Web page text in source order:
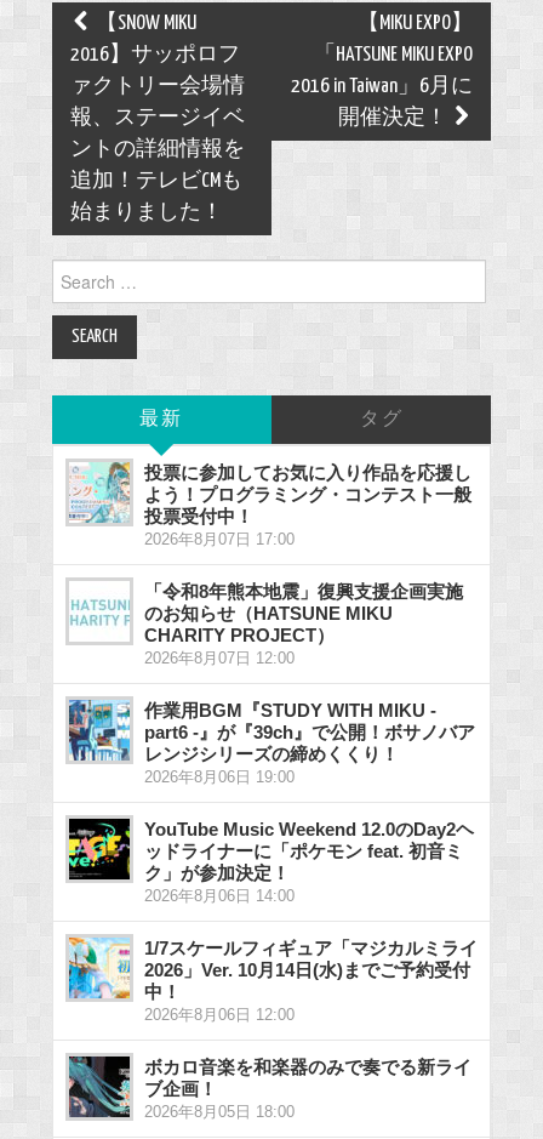
Post
navigation
【SNOW MIKU
2016】サッポロフ
ァクトリー会場情
報、ステージイベ
ントの詳細情報を
追加！テレビCMも
始まりました！
【MIKU EXPO】
「HATSUNE MIKU EXPO
2016 in Taiwan」6月に
開催決定！
for:
最新 タグ
投票に参加してお気に入り作品を応援し
よう！プログラミング・コンテスト一般
投票受付中！
2026年8月07日 17:00
「令和8年熊本地震」復興支援企画実施
のお知らせ（HATSUNE MIKU
CHARITY PROJECT）
2026年8月07日 12:00
作業用BGM『STUDY WITH MIKU -
part6 -』が『39ch』で公開！ボサノバア
レンジシリーズの締めくくり！
2026年8月06日 19:00
YouTube Music Weekend 12.0のDay2ヘ
ッドライナーに「ポケモン feat. 初音ミ
ク」が参加決定！
2026年8月06日 14:00
1/7スケールフィギュア「マジカルミライ
2026」Ver. 10月14日(水)までご予約受付
中！
2026年8月06日 12:00
ボカロ音楽を和楽器のみで奏でる新ライ
ブ企画！
2026年8月05日 18:00